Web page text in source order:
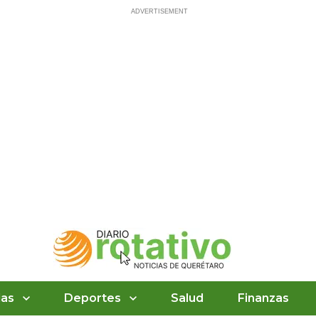
Deportes Salud Finanzas